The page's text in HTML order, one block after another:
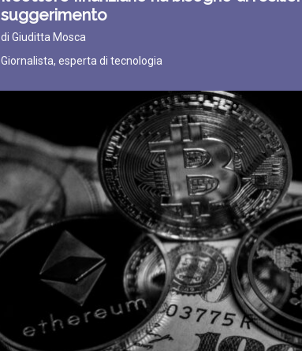
suggerimento
di Giuditta Mosca
Giornalista, esperta di tecnologia